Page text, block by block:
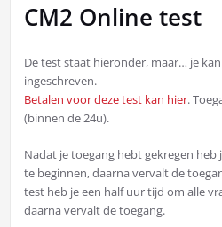
CM2 Online test
De test staat hieronder, maar… je kan
ingeschreven.
Betalen voor deze test kan hier.
(binnen de 24u).
Nadat je toegang hebt gekregen heb
te beginnen, daarna vervalt de
test heb je een half uur tijd om alle
daarna vervalt de toegang.